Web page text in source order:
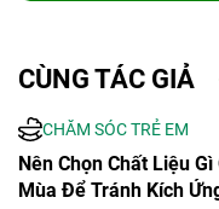
CÙNG TÁC GIẢ
CHĂM SÓC TRẺ EM
Nên Chọn Chất Liệu
Mùa Để Tránh Kích